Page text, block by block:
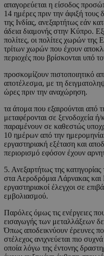
απαγορεύεται η είσοδος
14 ημέρες πριν την άφιξή τους
της Ινδίας, ανεξαρτήτως εάν
άδεια διαμονής στην Κύπρο.
πολίτες, οι πολίτες χωρών της
τρίτων χωρών που έχουν
περιοχές που βρίσκονται υπό
προσκομίζουν πιστοποιητικό
αποτέλεσμα, με τη
ώρες πριν την αναχώρηση.
τα άτομα που εξαιρούνται από
μεταφέρονται σε ξενοδοχεία
παραμένουν σε καθεστώς
10 ημέρων από την ημερομηνία
εργαστηριακή εξέταση και
περιορισμό εφόσον έχουν
5. Ανεξαρτήτως της κατηγορίας
στα Αεροδρόμια Λάρνακας και
εργαστηριακοί έλεγχοι σε
εμβολιασμού.
Παρόλες όμως τις ενέργειες
εισαγωγής των μεταλλάξεων
Όπως αποδεικνύουν έρευνες
στέλεχος ανιχνεύεται πιο
οποία λόγω της έντονης